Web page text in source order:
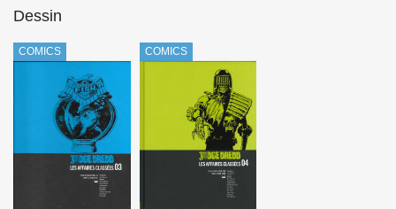
Dessin
COMICS COMICS